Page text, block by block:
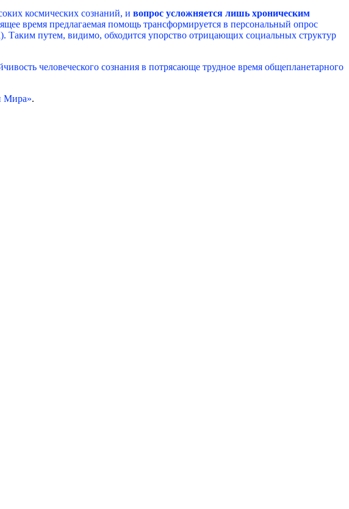
космических сознаний, и вопрос усложняется лишь хроническим
время предлагаемая помощь трансформируется в персональный опрос
Таким путем, видимо, обходится упорство отрицающих социальных структур
человеческого сознания в потрясающе трудное время общепланетарного
Мира».